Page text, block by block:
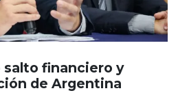
salto financiero y
de Argentina